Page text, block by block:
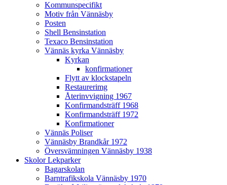
Kommunspecifikt
Motiv från Vännäsby
Posten
Shell Bensinstation
Texaco Bensinstation
Vännäs kyrka Vännäsby
Kyrkan
konfirmationer
Flytt av klockstapeln
Restaurerimg
Återinvvigning 1967
Konfirmandsträff 1968
Konfirmandsträff 1972
Konfirmationer
Vännäs Poliser
Vännäsby Brandkår 1972
Översvämningen Vännäsby 1938
Skolor Lekparker
Bagarskolan
Barntrafikskola Vännäsby 1970